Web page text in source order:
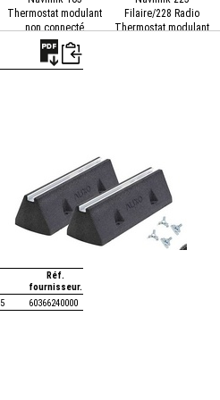
Thermostat modulant
non connecté
Filaire/228 Radio
Thermostat modulant